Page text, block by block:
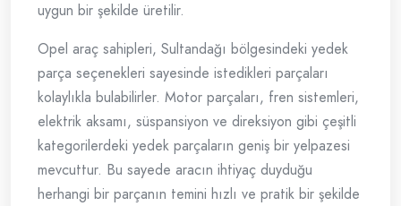
uygun bir şekilde üretilir.
Opel araç sahipleri, Sultandağı bölgesindeki yedek
parça seçenekleri sayesinde istedikleri parçaları
kolaylıkla bulabilirler. Motor parçaları, fren sistemleri,
elektrik aksamı, süspansiyon ve direksiyon gibi çeşitli
kategorilerdeki yedek parçaların geniş bir yelpazesi
mevcuttur. Bu sayede aracın ihtiyaç duyduğu
herhangi bir parçanın temini hızlı ve pratik bir şekilde